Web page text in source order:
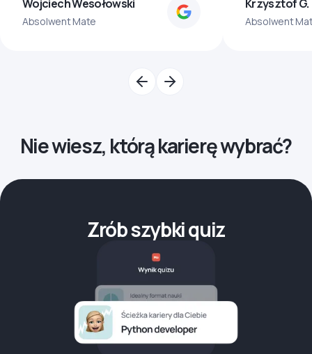
Wojciech Wesołowski
Absolwent Mate
Krzysztof G.
Absolwent
Nie wiesz, którą karierę wybrać?
Zrób szybki quiz